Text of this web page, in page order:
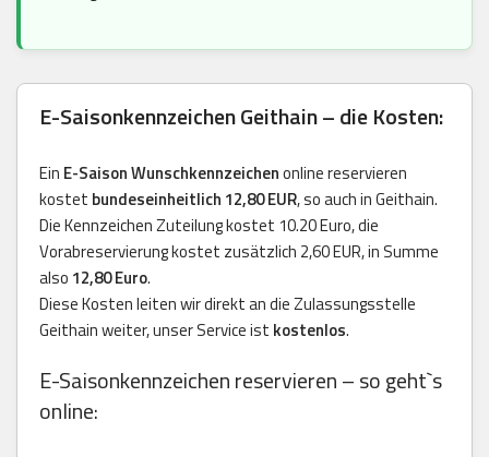
E-Saisonkennzeichen Geithain – die Kosten:
Ein E-Saison Wunschkennzeichenonline reservieren
kostet bundeseinheitlich 12,80 EUR, so auch in Geithain.
Die Kennzeichen Zuteilung kostet 10.20 Euro, die
Vorabreservierung kostet zusätzlich 2,60 EUR, in Summe
also 12,80 Euro.
Diese Kosten leiten wir direkt an die Zulassungsstelle
Geithain weiter, unser Service ist kostenlos.
E-Saisonkennzeichen reservieren – so geht`s
online: